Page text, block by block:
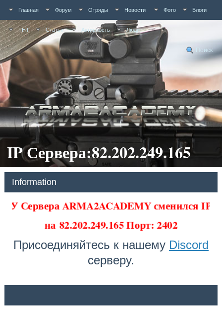
Главная Форум Отряды Новости Фото Блоги
ТНТ Статьи Активность Люди
Поиск
IP Сервера:82.202.249.165
Information
У Сервера ARMA2ACADEMY сменился IP
на 82.202.249.165 Порт: 2402
Присоединяйтесь к нашему Discord
серверу.